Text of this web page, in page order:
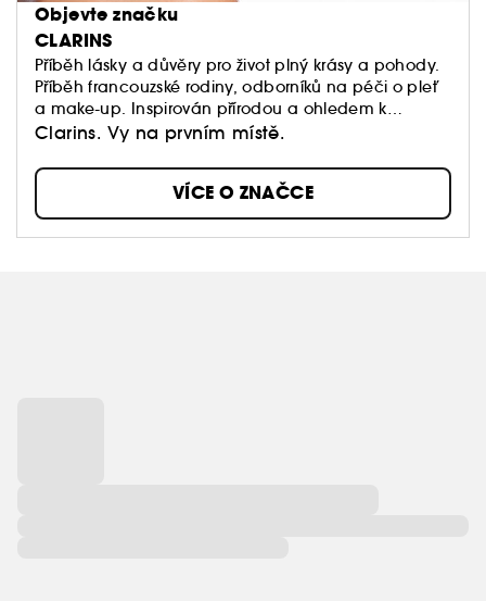
Objevte značku
CLARINS
Příběh lásky a důvěry pro život plný krásy a pohody.
Příběh francouzské rodiny, odborníků na péči o pleť
a make-up. Inspirován přírodou a ohledem k
planetě. Naslouchá vám a přináší přizpůsobivé
Clarins. Vy na prvním místě.
VÍCE O ZNAČCE